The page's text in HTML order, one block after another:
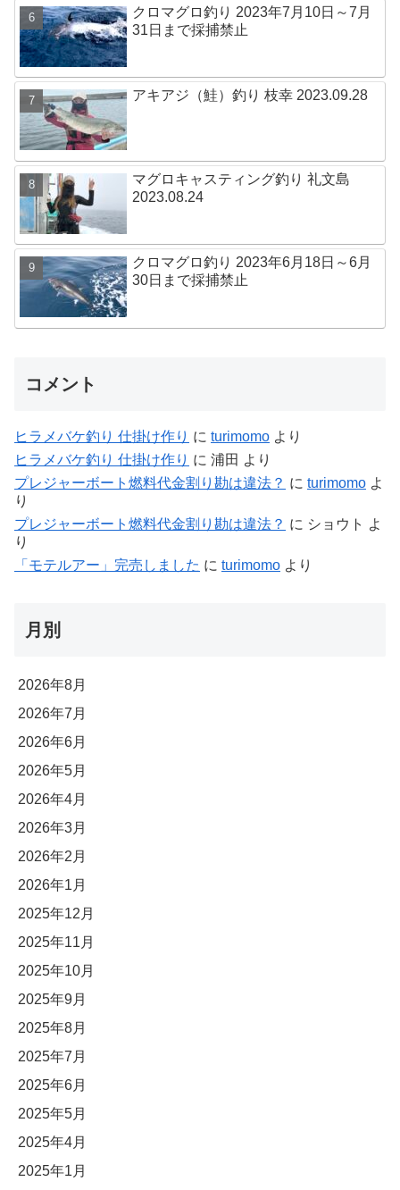
クロマグロ釣り 2023年7月10日～7月
31日まで採捕禁止
アキアジ（鮭）釣り 枝幸 2023.09.28
マグロキャスティング釣り 礼文島
2023.08.24
クロマグロ釣り 2023年6月18日～6月
30日まで採捕禁止
コメント
ヒラメバケ釣り 仕掛け作り に turimomo より
ヒラメバケ釣り 仕掛け作り に 浦田 より
プレジャーボート燃料代金割り勘は違法？ に turimomo よ
り
プレジャーボート燃料代金割り勘は違法？ に ショウト よ
り
「モテルアー」完売しました に turimomo より
月別
2026年8月
2026年7月
2026年6月
2026年5月
2026年4月
2026年3月
2026年2月
2026年1月
2025年12月
2025年11月
2025年10月
2025年9月
2025年8月
2025年7月
2025年6月
2025年5月
2025年4月
2025年1月